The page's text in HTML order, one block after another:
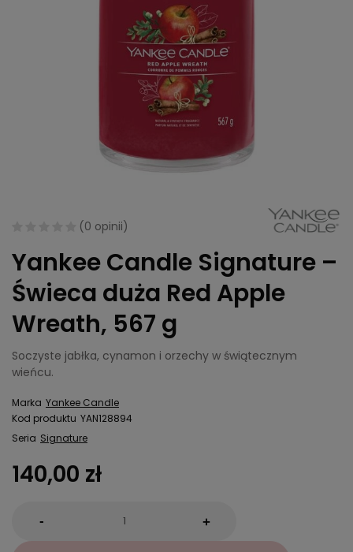
(0 opinii)
Yankee Candle Signature –
Świeca duża Red Apple
Wreath, 567 g
Soczyste jabłka, cynamon i orzechy w świątecznym
wieńcu.
Marka Yankee Candle
Kod produktu YAN128894
Seria Signature
140,00 zł
- +